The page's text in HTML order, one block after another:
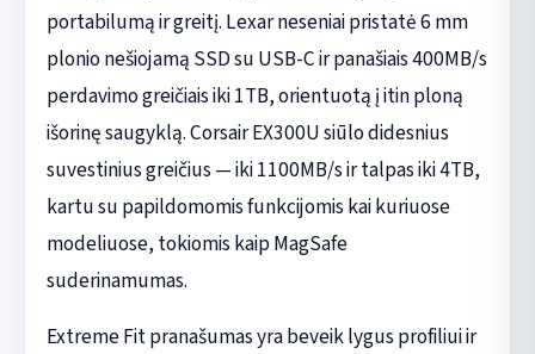
portabilumą ir greitį. Lexar neseniai pristatė 6 mm
plonio nešiojamą SSD su USB-C ir panašiais 400MB/s
perdavimo greičiais iki 1TB, orientuotą į itin ploną
išorinę saugyklą. Corsair EX300U siūlo didesnius
suvestinius greičius — iki 1100MB/s ir talpas iki 4TB,
kartu su papildomomis funkcijomis kai kuriuose
modeliuose, tokiomis kaip MagSafe
suderinamumas.
Extreme Fit pranašumas yra beveik lygus profiliui ir